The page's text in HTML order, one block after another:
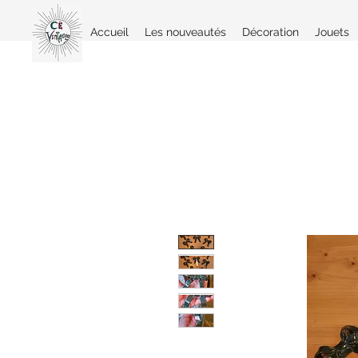
Accueil Les nouveautés Décoration Jouets